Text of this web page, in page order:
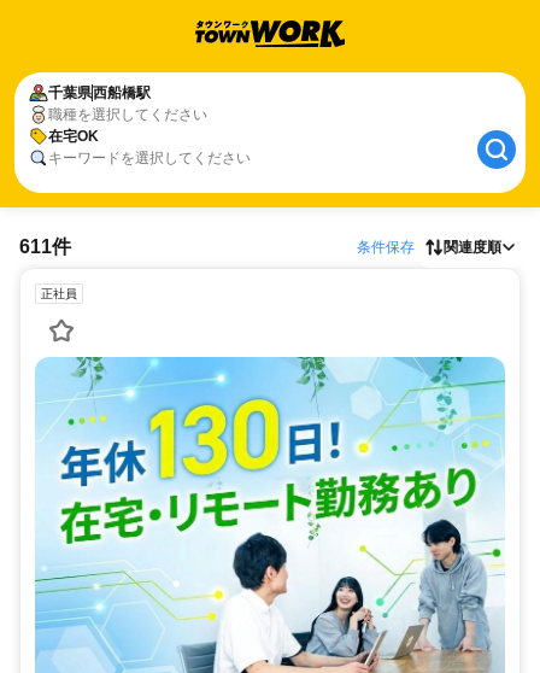
千葉県西船橋駅
職種を選択してください
在宅OK
キーワードを選択してください
611件 条件保存 関連度順
正社員